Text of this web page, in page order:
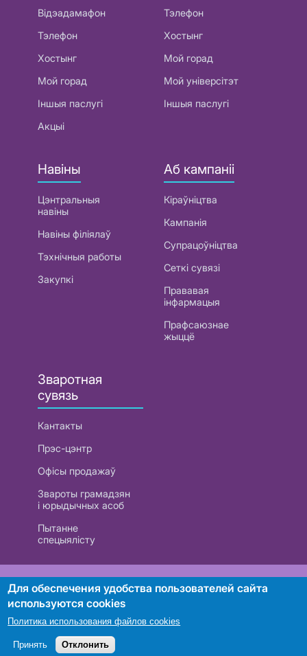
Відэадамафон
Тэлефон
Хостынг
Мой горад
Іншыя паслугі
Акцыі
Тэлефон
Хостынг
Мой горад
Мой універсітэт
Іншыя паслугі
Навіны
Цэнтральныя
навіны
Навіны філіялаў
Тэхнічныя работы
Закупкі
Аб кампаніі
Кіраўніцтва
Кампанія
Супрацоўніцтва
Сеткі сувязі
Прававая
інфармацыя
Прафсаюзнае
жыццё
Зваротная
сувязь
Кантакты
Прэс-цэнтр
Офісы продажаў
Звароты грамадзян
і юрыдычных асоб
Пытанне
спецыялісту
РУП «Белтэлекам». УНП 101007741
Пошук
Для обеспечения удобства пользователей сайта
используются cookies
Политика использования файлов cookies
Принять Отклонить